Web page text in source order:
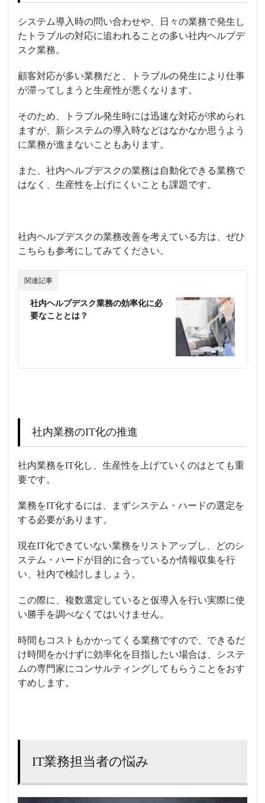
システム導入時の問い合わせや、日々の業務で発生し
たトラブルの対応に追われることの多い社内ヘルプデ
スク業務。
顧客対応が多い業務だと、トラブルの発生により仕事
が滞ってしまうと生産性が悪くなります。
そのため、トラブル発生時には迅速な対応が求められ
ますが、新システムの導入時などはなかなか思うよう
に業務が進まないこともあります。
また、社内ヘルプデスクの業務は自動化できる業務で
はなく、生産性を上げにくいことも課題です。
社内ヘルプデスクの業務改善を考えている方は、ぜひ
こちらも参考にしてみてください。
関連記事
社内ヘルプデスク業務の効率化に必
要なこととは？
社内業務のIT化の推進
社内業務をIT化し、生産性を上げていくのはとても重
要です。
業務をIT化するには、まずシステム・ハードの選定を
する必要があります。
現在IT化できていない業務をリストアップし、どのシ
ステム・ハードが目的に合っているか情報収集を行
い、社内で検討しましょう。
この際に、複数選定していると仮導入を行い実際に使
い勝手を調べなくてはいけません。
時間もコストもかかってくる業務ですので、できるだ
け時間をかけずに効率化を目指したい場合は、システ
ムの専門家にコンサルティングしてもらうことをおす
すめします。
IT業務担当者の悩み